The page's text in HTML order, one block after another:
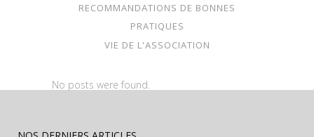
RECOMMANDATIONS DE BONNES
PRATIQUES
VIE DE L'ASSOCIATION
No posts were found.